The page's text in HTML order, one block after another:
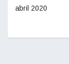
abril 2020